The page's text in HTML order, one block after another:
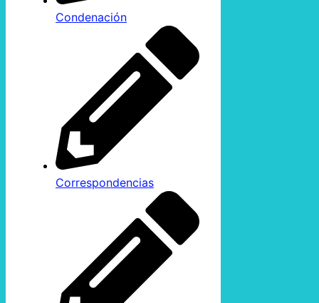
Condenación
Correspondencias